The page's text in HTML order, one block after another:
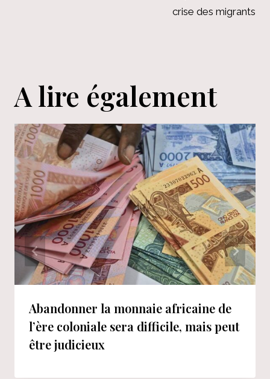
crise des migrants
A lire également
Abandonner la monnaie africaine de
l’ère coloniale sera difficile, mais peut
être judicieux